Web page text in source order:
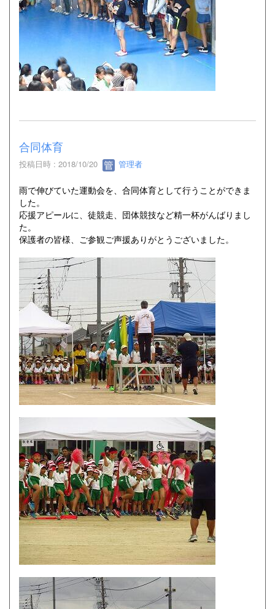
合同体育
投稿日時 : 2018/10/20 管理者
雨で伸びていた運動会を、合同体育として行うことができま
した。
応援アピールに、徒競走、団体競技など精一杯がんばりまし
た。
保護者の皆様、ご参観ご声援ありがとうございました。